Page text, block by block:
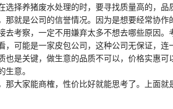
选择养猪废水处理的时，要寻找质量高的，
那就是公司的信誉情况。因为是想要经常协
去考察，一定不用嫌弃太多不想去哪些原因
，可能是一家皮包公司，这种公司无保证，
也是关键，做生意的品质不可以，价格实惠
意。
那大家能商榷，性价比好就能思考了。上面